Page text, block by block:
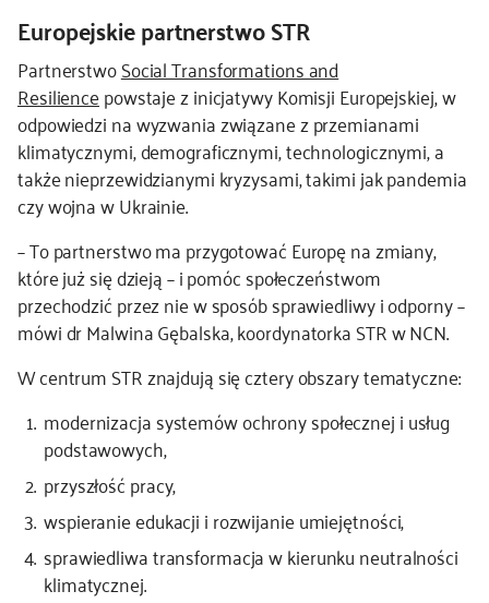
Europejskie partnerstwo STR
PartnerstwoSocial Transformations and
Resiliencepowstaje z inicjatywy Komisji Europejskiej, w
odpowiedzi na wyzwania związane z przemianami
klimatycznymi, demograficznymi, technologicznymi, a
także nieprzewidzianymi kryzysami, takimi jak pandemia
czy wojna w Ukrainie.
– To partnerstwo ma przygotować Europę na zmiany,
które już się dzieją – i pomóc społeczeństwom
przechodzić przez nie w sposób sprawiedliwy i odporny –
mówi dr Malwina Gębalska, koordynatorka STR w NCN.
W centrum STR znajdują się cztery obszary tematyczne:
modernizacja systemów ochrony społecznej i usług
podstawowych,
przyszłość pracy,
wspieranie edukacji i rozwijanie umiejętności,
sprawiedliwa transformacja w kierunku neutralności
klimatycznej.